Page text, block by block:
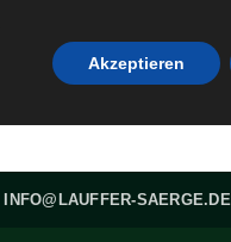
INFO@LAUFFER-SAERGE.DE
Akzeptieren